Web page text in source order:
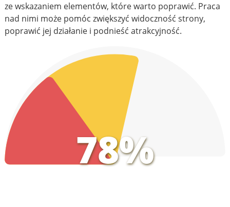
ze wskazaniem elementów, które warto poprawić. Praca
nad nimi może pomóc zwiększyć widoczność strony,
poprawić jej działanie i podnieść atrakcyjność.
78%